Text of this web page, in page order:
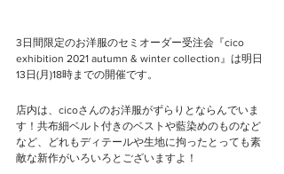
3日間限定のお洋服のセミオーダー受注会『cico
exhibition 2021 autumn & winter collection』は明日
13日(月)18時までの開催です。
店内は、cicoさんのお洋服がずらりとならんでいま
す！共布細ベルト付きのベストや藍染めのものなど
など、どれもディテールや生地に拘ったとっても素
敵な新作がいろいろとございますよ！